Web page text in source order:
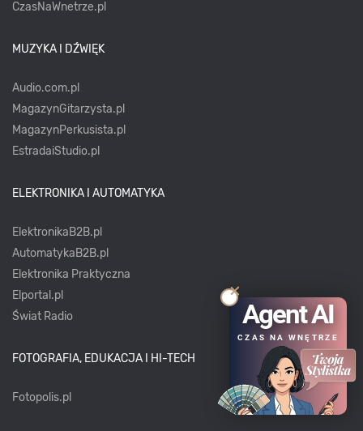
CzasNaWnetrze.pl
MUZYKA I DŹWIĘK
Audio.com.pl
MagazynGitarzysta.pl
MagazynPerkusista.pl
EstradaiStudio.pl
ELEKTRONIKA I AUTOMATYKA
ElektronikaB2B.pl
AutomatykaB2B.pl
Elektronika Praktyczna
Elportal.pl
Świat Radio
FOTOGRAFIA, EDUKACJA I HI-TECH
Fotopolis.pl
Agent AI
CZAS NA WNĘTRZE